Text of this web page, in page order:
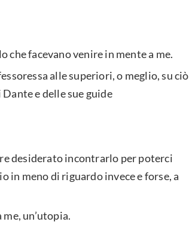
che facevano venire in mente a me.
alle superiori, o meglio, su ciò
e delle sue guide
desiderato incontrarlo per poterci
in meno di riguardo invece e forse, a
un’utopia.